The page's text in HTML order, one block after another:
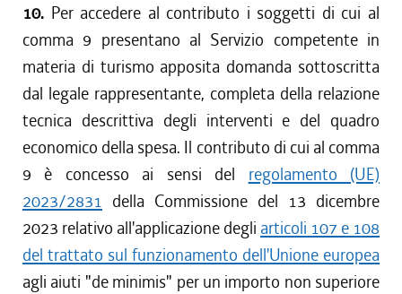
10. Per accedere al contributo i soggetti di cui al
comma 9 presentano al Servizio competente in
materia di turismo apposita domanda sottoscritta
dal legale rappresentante, completa della relazione
tecnica descrittiva degli interventi e del quadro
economico della spesa. Il contributo di cui al comma
9 è concesso ai sensi del regolamento (UE)
2023/2831 della Commissione del 13 dicembre
2023 relativo all'applicazione degli articoli 107 e 108
del trattato sul funzionamento dell'Unione europea
agli aiuti "de minimis" per un importo non superiore